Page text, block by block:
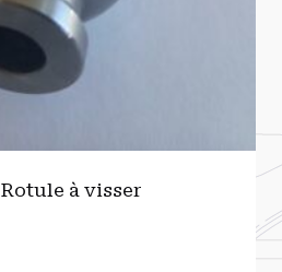
à visser